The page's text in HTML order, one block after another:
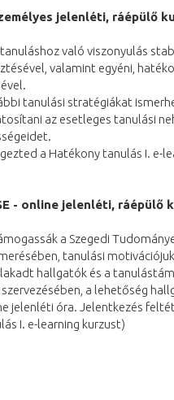
jelenléti, ráépülő
való viszonyulás
valamint egyéni,
tanulási stratégiákat
az esetleges tanulási
a Hatékony tanulás I. e-
- online jelenléti, ráépülő
a Szegedi
tanulási
hallgatók és a
a lehetőség
jelenléti óra. Jelentkezés
I. e-learning kurzust)